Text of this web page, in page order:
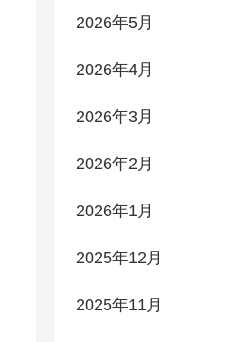
2026年5月
2026年4月
2026年3月
2026年2月
2026年1月
2025年12月
2025年11月